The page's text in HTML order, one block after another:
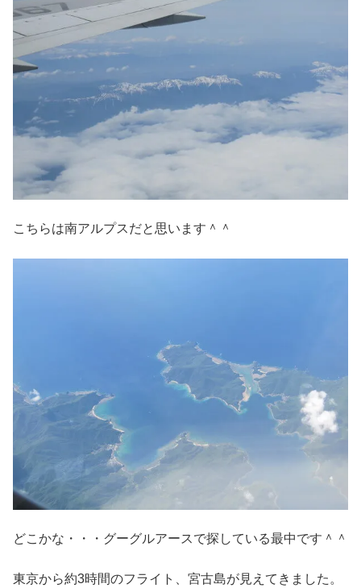
こちらは南アルプスだと思います＾＾
どこかな・・・グーグルアースで探している最中です＾＾
東京から約3時間のフライト、宮古島が見えてきました。